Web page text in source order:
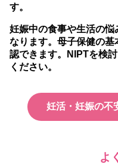
す。
妊娠中の食事や生活の
なります。母子保健の基
認できます。NIPTを検
ください。
妊活・妊娠の不
よ